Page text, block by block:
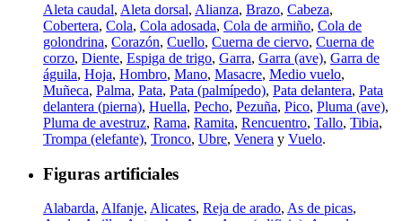
Aleta caudal, Aleta dorsal, Alianza, Brazo, Cabeza,
Cobertera, Cola, Cola adosada, Cola de armiño, Cola de
golondrina, Corazón, Cuello, Cuerna de ciervo, Cuerna de
corzo, Diente, Espiga de trigo, Garra, Garra (ave), Garra de
águila, Hoja, Hombro, Mano, Masacre, Medio vuelo,
Muñeca, Palma, Pata, Pata (palmípedo), Pata delantera, Pata
delantera (pierna), Huella, Pecho, Pezuña, Pico, Pluma (ave),
Pluma de avestruz, Rama, Ramita, Rencuentro, Tallo, Tibia,
Trompa (elefante), Tronco, Ubre, Venera y Vuelo.
Figuras artificiales
Alabarda, Alfanje, Alicates, Reja de arado, As de picas,